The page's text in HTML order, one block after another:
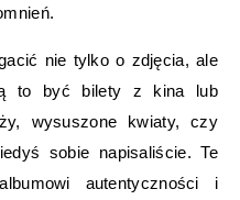
nie tylko o zdjęcia, ale
to być bilety z kina lub
wysuszone kwiaty, czy
sobie napisaliście. Te
autentyczności i